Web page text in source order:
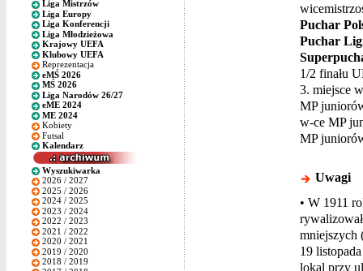
Liga Mistrzów
Liga Europy
Liga Konferencji
Liga Młodzieżowa
Krajowy UEFA
Klubowy UEFA
Reprezentacja
eMŚ 2026
MŚ 2026
Liga Narodów 26/27
eME 2024
ME 2024
Kobiety
Futsal
Kalendarz
Wyszukiwarka
2026 / 2027
2025 / 2026
2024 / 2025
2023 / 2024
2022 / 2023
2021 / 2022
2020 / 2021
2019 / 2020
2018 / 2019
Puchar
Puchar
1/2 finału
3. miejsce
MP
w-ce MP
MP
Uwagi
• W 1911
mniejszych
19
lokal przy